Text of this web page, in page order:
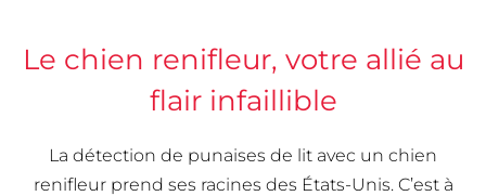
Le chien renifleur, votre allié au
flair infaillible
La détection de punaises de lit avec un chien
renifleur prend ses racines des États-Unis. C’est à